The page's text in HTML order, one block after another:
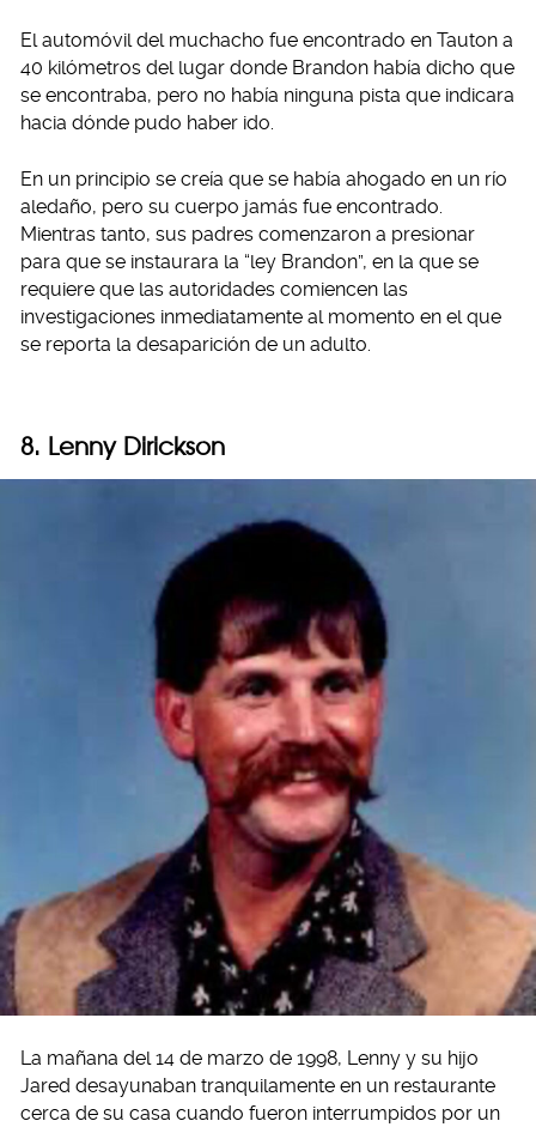
El automóvil del muchacho fue encontrado en Tauton a
40 kilómetros del lugar donde Brandon había dicho que
se encontraba, pero no había ninguna pista que indicara
hacia dónde pudo haber ido.
En un principio se creía que se había ahogado en un río
aledaño, pero su cuerpo jamás fue encontrado.
Mientras tanto, sus padres comenzaron a presionar
para que se instaurara la “ley Brandon”, en la que se
requiere que las autoridades comiencen las
investigaciones inmediatamente al momento en el que
se reporta la desaparición de un adulto.
8. Lenny Dirickson
La mañana del 14 de marzo de 1998, Lenny y su hijo
Jared desayunaban tranquilamente en un restaurante
cerca de su casa cuando fueron interrumpidos por un